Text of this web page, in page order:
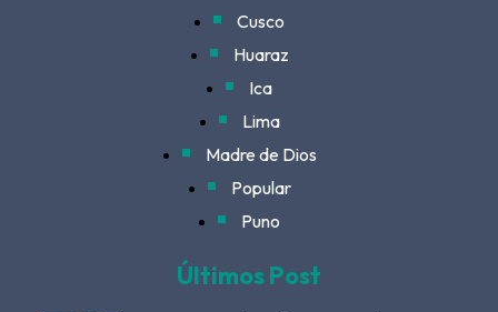
Cusco
Huaraz
Ica
Lima
Madre de Dios
Popular
Puno
Últimos Post